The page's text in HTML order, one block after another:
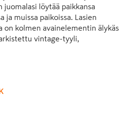
juomalasi löytää paikkansa
ja muissa paikoissa. Lasien
on kolmen avainelementin älykäs
vintage-tyyli,
antaa juomalasille erittäin
sekä lämmön keston ja
jopa intensiivisimmillä
väistämättömät vaatimukset